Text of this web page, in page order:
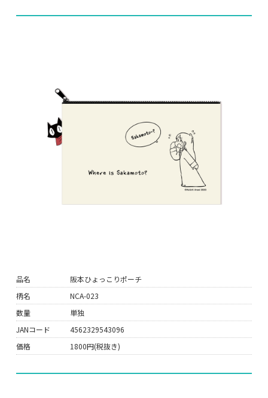
品名
阪本ひょっこりポーチ
柄名
NCA-023
数量
単独
JANコード
4562329543096
価格
1800円(税抜き)